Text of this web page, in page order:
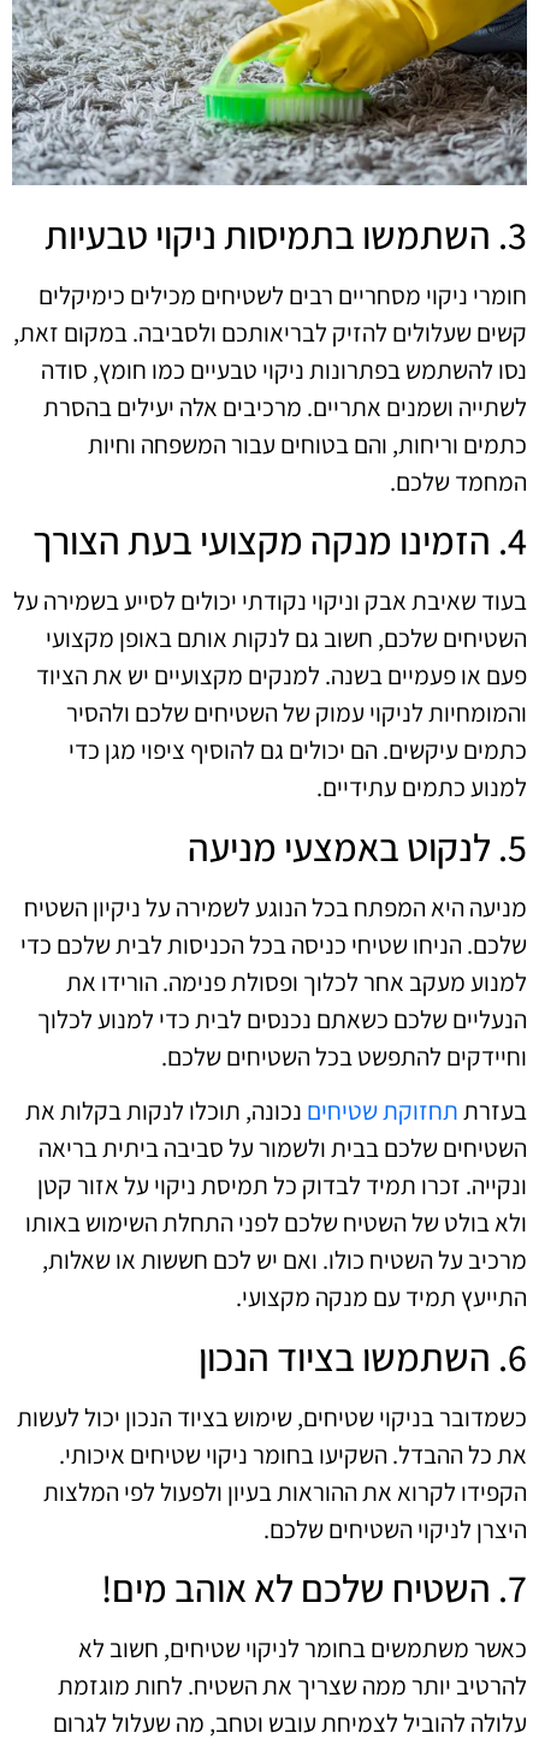
3. השתמשו בתמיסות ניקוי טבעיות
חומרי ניקוי מסחריים רבים לשטיחים מכילים כימיקלים
קשים שעלולים להזיק לבריאותכם ולסביבה. במקום זאת,
נסו להשתמש בפתרונות ניקוי טבעיים כמו חומץ, סודה
לשתייה ושמנים אתריים. מרכיבים אלה יעילים בהסרת
כתמים וריחות, והם בטוחים עבור המשפחה וחיות
המחמד שלכם.
4. הזמינו מנקה מקצועי בעת הצורך
בעוד שאיבת אבק וניקוי נקודתי יכולים לסייע בשמירה על
השטיחים שלכם, חשוב גם לנקות אותם באופן מקצועי
פעם או פעמיים בשנה. למנקים מקצועיים יש את הציוד
והמומחיות לניקוי עמוק של השטיחים שלכם ולהסיר
כתמים עיקשים. הם יכולים גם להוסיף ציפוי מגן כדי
למנוע כתמים עתידיים.
5. לנקוט באמצעי מניעה
מניעה היא המפתח בכל הנוגע לשמירה על ניקיון השטיח
שלכם. הניחו שטיחי כניסה בכל הכניסות לבית שלכם כדי
למנוע מעקב אחר לכלוך ופסולת פנימה. הורידו את
הנעליים שלכם כשאתם נכנסים לבית כדי למנוע לכלוך
וחיידקים להתפשט בכל השטיחים שלכם.
בעזרתתחזוקת שטיחים נכונה, תוכלו לנקות בקלות את
השטיחים שלכם בבית ולשמור על סביבה ביתית בריאה
ונקייה. זכרו תמיד לבדוק כל תמיסת ניקוי על אזור קטן
ולא בולט של השטיח שלכם לפני התחלת השימוש באותו
מרכיב על השטיח כולו. ואם יש לכם חששות או שאלות,
התייעץ תמיד עם מנקה מקצועי.
6. השתמשו בציוד הנכון
כשמדובר בניקוי שטיחים, שימוש בציוד הנכון יכול לעשות
את כל ההבדל. השקיעו בחומר ניקוי שטיחים איכותי.
הקפידו לקרוא את ההוראות בעיון ולפעול לפי המלצות
היצרן לניקוי השטיחים שלכם.
7. השטיח שלכם לא אוהב מים!
כאשר משתמשים בחומר לניקוי שטיחים, חשוב לא
להרטיב יותר ממה שצריך את השטיח. לחות מוגזמת
עלולה להוביל לצמיחת עובש וטחב, מה שעלול לגרום